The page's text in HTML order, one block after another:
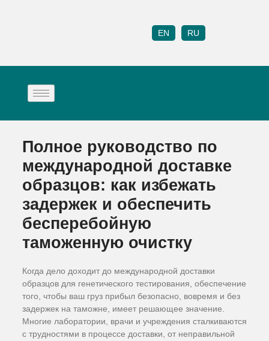
EN RU
Полное руководство по
международной доставке
образцов: как избежать
задержек и обеспечить
бесперебойную
таможенную очистку
Когда дело доходит до международной доставки
образцов для генетического тестирования, обеспечение
того, чтобы ваш груз прибыл безопасно, вовремя и без
задержек на таможне, имеет решающее значение.
Многие лаборатории, врачи и учреждения сталкиваются
с трудностями в процессе доставки, от неправильной